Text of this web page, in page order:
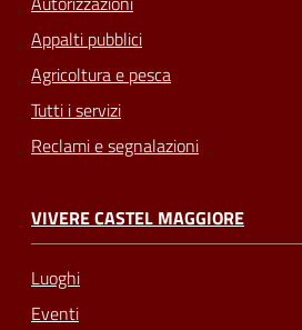
Appalti pubblici
Agricoltura e pesca
Tutti i servizi
Reclami e segnalazioni
VIVERE CASTEL MAGGIORE
Luoghi
Eventi